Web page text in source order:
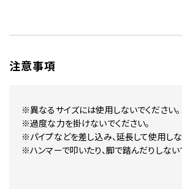
注意事項
※異なるサイズには使用しないでください。
※過度な力を掛けないでください。
※パイプなどを差し込み、延長して使用しな
※ハンマーで叩いたり、脚で踏んだりしない